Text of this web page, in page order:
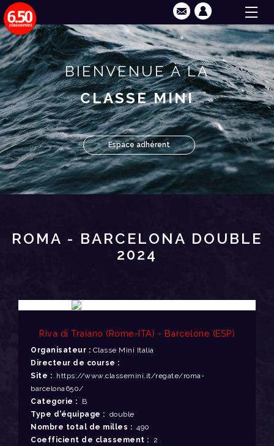
BIENVENUE À LA
CLASSE MINI
Espace adhérent
ROMA - BARCELONA DOUBLE
2024
Riva di Traiano (Rome-ITA) - Barcelone (ESP)
Organisateur : Classe Mini Italia
Directeur de course :
Site : https://www.classemini.it/regate/roma-
barcelona650/
Categorie : B
Type d'équipage : double
Nombre total de milles : 490
Coefficient de classement : 2